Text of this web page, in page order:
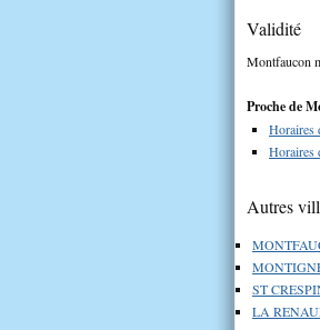
Validité
Montfaucon
Proche de
Horaires
Horaires
Autres
ST
LA